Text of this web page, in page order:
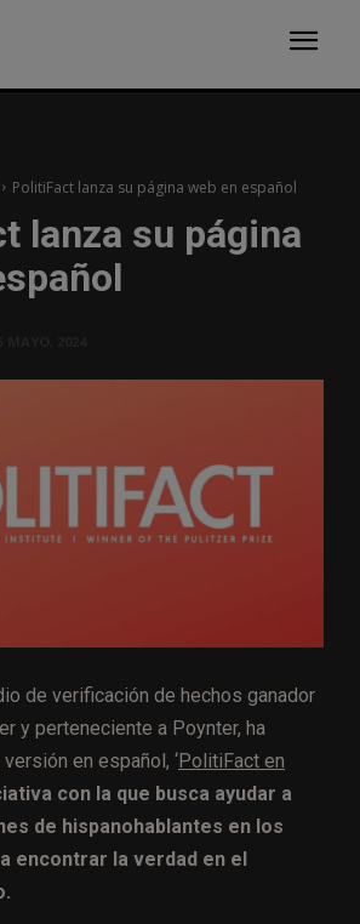
PolitiFact lanza su página web en español
lanza su página
de verificación de hechos ganador
y perteneciente a Poynter, ha
en español, ‘PolitiFact en
con la que busca ayudar a
de hispanohablantes en los
encontrar la verdad en el